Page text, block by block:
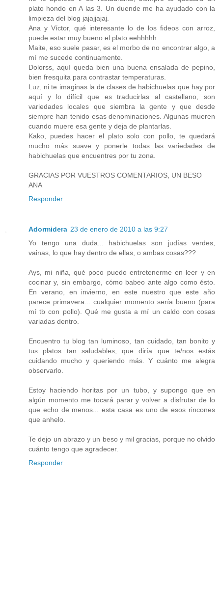
plato hondo en A las 3. Un duende me ha ayudado con la
limpieza del blog jajajjajaj.
Ana y Víctor, qué interesante lo de los fideos con arroz,
puede estar muy bueno el plato eehhhhh.
Maite, eso suele pasar, es el morbo de no encontrar algo, a
mí me sucede continuamente.
Dolorss, aquí queda bien una buena ensalada de pepino,
bien fresquita para contrastar temperaturas.
Luz, ni te imaginas la de clases de habichuelas que hay por
aquí y lo difícil que es traducirlas al castellano, son
variedades locales que siembra la gente y que desde
siempre han tenido esas denominaciones. Algunas mueren
cuando muere esa gente y deja de plantarlas.
Kako, puedes hacer el plato solo con pollo, te quedará
mucho más suave y ponerle todas las variedades de
habichuelas que encuentres por tu zona.
GRACIAS POR VUESTROS COMENTARIOS, UN BESO
ANA
Responder
Adormidera 23 de enero de 2010 a las 9:27
Yo tengo una duda... habichuelas son judías verdes,
vainas, lo que hay dentro de ellas, o ambas cosas???
Ays, mi niña, qué poco puedo entretenerme en leer y en
cocinar y, sin embargo, cómo babeo ante algo como ésto.
En verano, en invierno, en este nuestro que este año
parece primavera... cualquier momento sería bueno (para
mí tb con pollo). Qué me gusta a mí un caldo con cosas
variadas dentro.
Encuentro tu blog tan luminoso, tan cuidado, tan bonito y
tus platos tan saludables, que diría que te/nos estás
cuidando mucho y queriendo más. Y cuánto me alegra
observarlo.
Estoy haciendo horitas por un tubo, y supongo que en
algún momento me tocará parar y volver a disfrutar de lo
que echo de menos... esta casa es uno de esos rincones
que anhelo.
Te dejo un abrazo y un beso y mil gracias, porque no olvido
cuánto tengo que agradecer.
Responder